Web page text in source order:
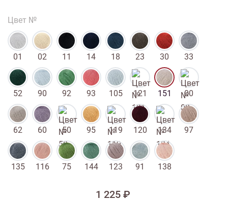
Цвет №
01 02 11 14 18 23 30 33
52 90 92 93 105 121 151 00
62 60 50 95 119 120 134 97
135 116 75 144 123 91 138
1 225 ₽